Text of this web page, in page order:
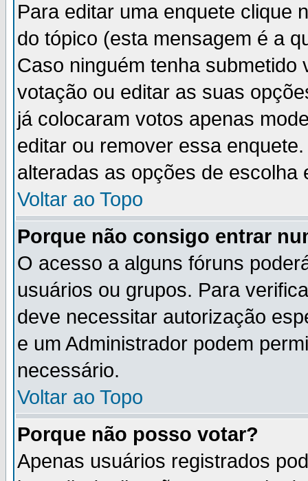
Para editar uma enquete clique
do tópico (esta mensagem é a
Caso ninguém tenha
votação ou editar as suas
já colocaram votos apenas
editar ou remover essa
alteradas as opções de escolha
Voltar ao Topo
Porque não consigo entrar
O acesso a alguns fóruns
usuários ou grupos. Para
deve necessitar autorização
e um Administrador podem
necessário.
Voltar ao Topo
Porque não posso votar?
Apenas usuários registrados